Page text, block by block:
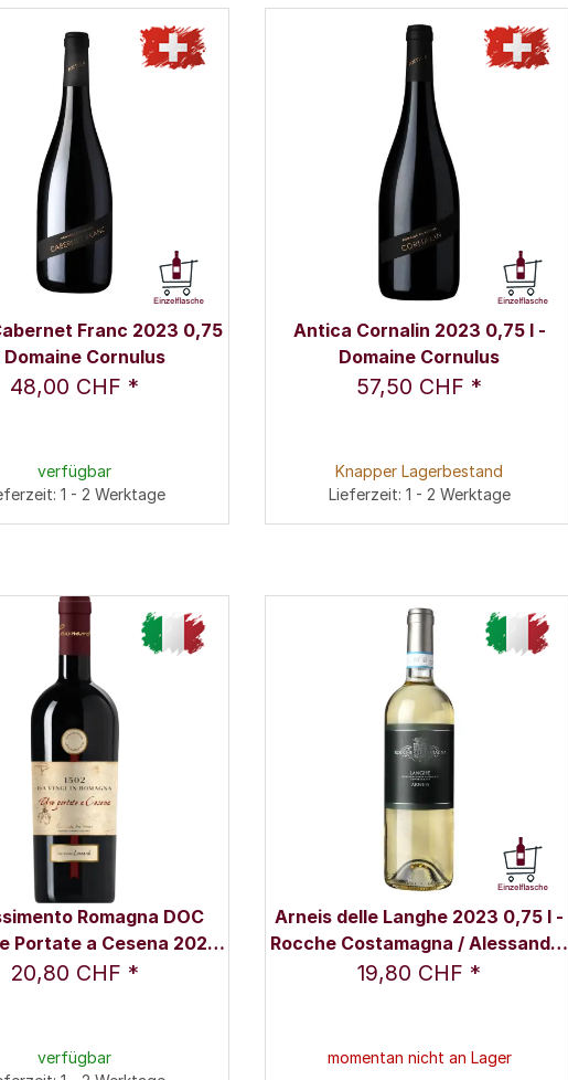
Franc 2023 0,75
Domaine Cornulus
48,00 CHF *
verfügbar
1 - 2 Werktage
Antica Cornalin 2023 0,75 l -
Domaine Cornulus
57,50 CHF *
Knapper Lagerbestand
Lieferzeit: 1 - 2 Werktage
Romagna DOC
Portate a Cesena 2023
- Leonardo da Vinci
20,80 CHF *
verfügbar
Arneis delle Langhe 2023 0,75 l -
Rocche Costamagna / Alessandro
Locatelli
19,80 CHF *
momentan nicht an Lager